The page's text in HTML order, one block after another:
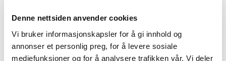
Denne nettsiden anvender cookies
Vi bruker informasjonskapsler for å gi innhold og
annonser et personlig preg, for å levere sosiale
mediefunksjoner og for å analysere trafikken vår. Vi deler
– + Legg i handlekurv